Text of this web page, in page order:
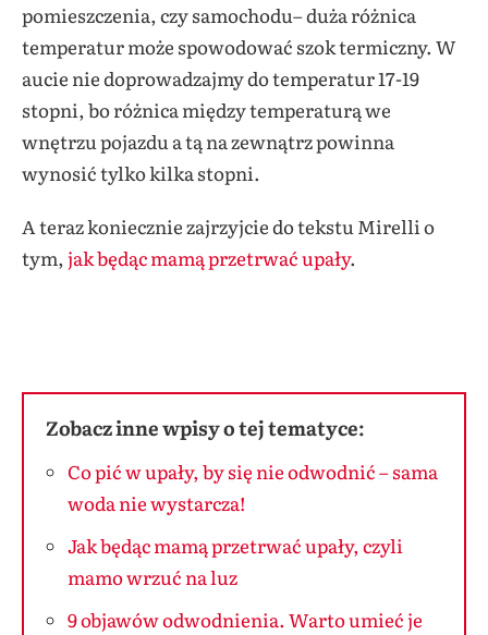
pomieszczenia, czy samochodu– duża różnica
temperatur może spowodować szok termiczny. W
aucie nie doprowadzajmy do temperatur 17-19
stopni, bo różnica między temperaturą we
wnętrzu pojazdu a tą na zewnątrz powinna
wynosić tylko kilka stopni.
A teraz koniecznie zajrzyjcie do tekstu Mirelli o
tym,jak będąc mamą przetrwać upały.
Zobacz inne wpisy o tej tematyce:
Co pić w upały, by się nie odwodnić – sama
woda nie wystarcza!
Jak będąc mamą przetrwać upały, czyli
mamo wrzuć na luz
9 objawów odwodnienia. Warto umieć je